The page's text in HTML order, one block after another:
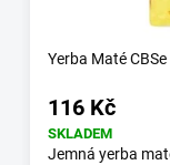
Yerba Maté
116 Kč
SKLADEM
Jemná yerba